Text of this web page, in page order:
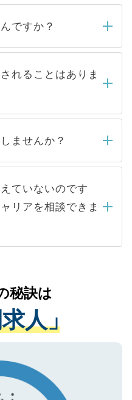
ら、弊社担当者がご
の後メールもしくは
以内にはご連絡をせて
ばらくお待ちくださ
ですか？
り扱っている求人の
イトからご覧いただ
です。非公開求人は
一般には公開してい
め 人気のある医療機
、応募が殺到する場
条件に合った人材の
頼するケースが増え
れることはありま
ことは一切ありませ
から内定をいただい
りません。内定先へ
アパートナーが行い
さい。
ませんか？
ことはありませんの
当サイトからの登録
者様の個人情報は、
プおよび転職活動の
します。お預かりし
ータはご本人の許可
いについての厳密な
業者のみに付与され
クを取得済みです。
情報は、SSL（デー
もご安心ください。
ていないのです
リアを相談できま
療機関の状況や紹介
適切なアドバイスを
すぐにご転職をされ
サポートが可能です
ださい。
秘訣は
人」